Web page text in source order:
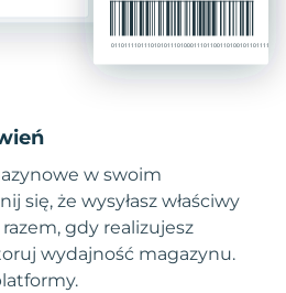
w swoim
się, że wysyłasz właściwy
gdy realizujesz
wydajność magazynu.